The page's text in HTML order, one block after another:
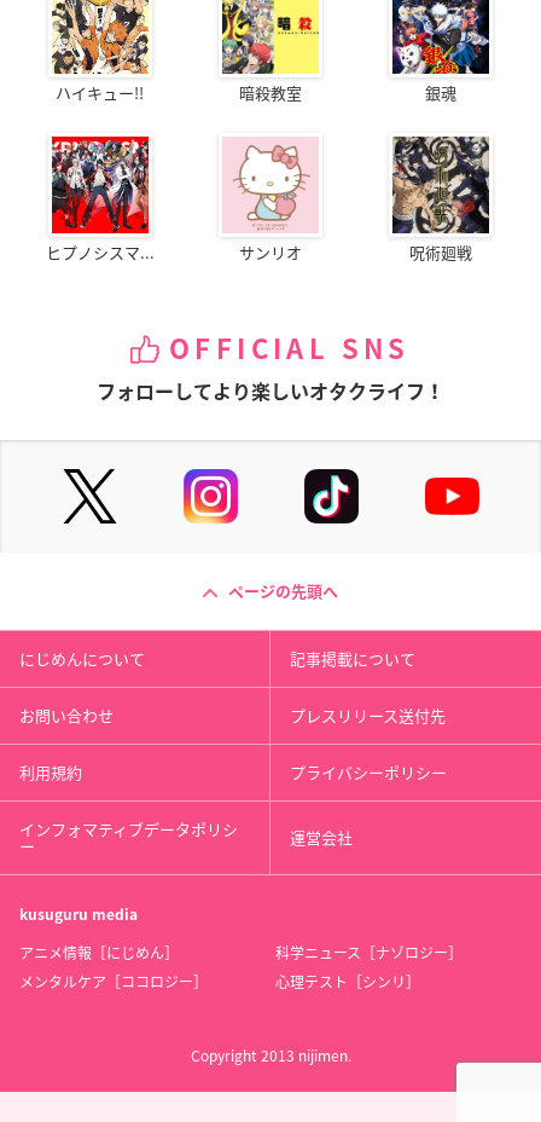
ハイキュー!! 暗殺教室 銀魂
ヒプノシスマ... サンリオ 呪術廻戦
OFFICIAL SNS
フォローしてより楽しいオタクライフ！
ページの先頭へ
にじめんについて 記事掲載について
お問い合わせ プレスリリース送付先
利用規約 プライバシーポリシー
インフォマティブデータポリシ
ー 運営会社
kusuguru media
アニメ情報［にじめん］
科学ニュース［ナゾロジー］
メンタルケア［ココロジー］
心理テスト［シンリ］
Copyright 2013 nijimen.